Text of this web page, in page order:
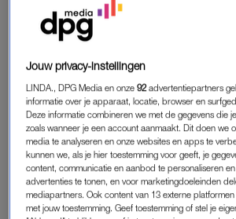
SPECIALE CONNECTIE
Haar eerste vriendje ontmoet Marylou*
Hij, Stefan*, is dan 16 jaar oud. Ze
relatie van vijf jaar, maar blijven elkaar
hun relatie zien. “Wij hebben op de één of
een speciale connectie gehouden.”
Jouw privacy-instellingen
LINDA., DPG Media en onze92 advertentiepartners
informatie over je apparaat, locatie, browser en
Deze informatie combineren we met de gegevens die
zoals wanneer je een account aanmaakt. Dit doen we
media te analyseren en onze websites en apps te
kunnen we, als je hier toestemming voor geeft, je
content, communicatie en aanbod te personaliseren
advertenties te tonen, en voor marketingdoeleinden
mediapartners. Ook content van 13 externe
met jouw toestemming. Geef toestemming of stel je